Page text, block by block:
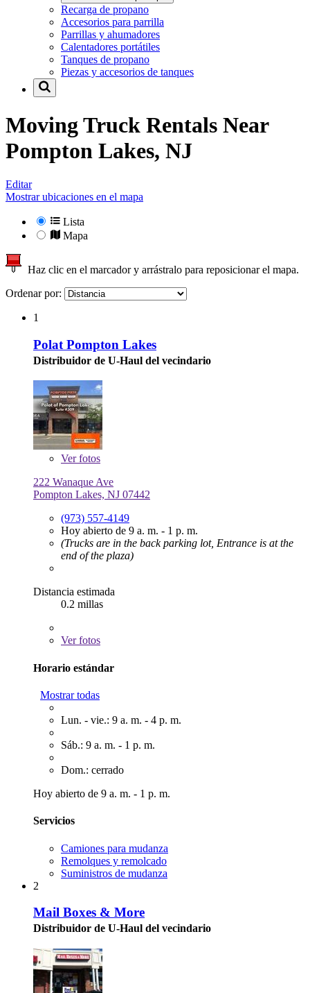
Recarga de propano
Accesorios para parrilla
Parrillas y ahumadores
Calentadores portátiles
Tanques de propano
Piezas y accesorios de tanques
Moving Truck Rentals Near
Pompton Lakes, NJ
Editar
Mostrar ubicaciones en el mapa
Lista
Mapa
Haz clic en el marcador y arrástralo para reposicionar el mapa.
Ordenar por:
1
Polat Pompton Lakes
Distribuidor de U-Haul del vecindario
Verfotos
222 Wanaque Ave
Pompton Lakes, NJ 07442
(973) 557-4149
Hoy abierto de 9 a. m. - 1 p. m.
(Trucks are in the back parking lot, Entrance is at the
end of the plaza)
Distancia estimada
0.2 millas
Verfotos
Horario estándar
Mostrar todas
Lun. - vie.: 9 a. m. - 4 p. m.
Sáb.: 9 a. m. - 1 p. m.
Dom.: cerrado
Hoy abierto de 9 a. m. - 1 p. m.
Servicios
Camiones para mudanza
Remolques y remolcado
Suministros de mudanza
2
Mail Boxes & More
Distribuidor de U-Haul del vecindario